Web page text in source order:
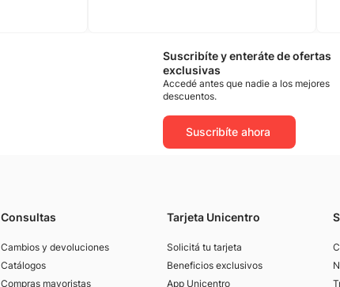
Suscribíte y enteráte de ofertas
exclusivas
Accedé antes que nadie a los mejores
descuentos.
Suscribíte ahora
Consultas
Cambios y devoluciones
Catálogos
Compras mayoristas
Tarjeta Unicentro
Solicitá tu tarjeta
Beneficios exclusivos
App Unicentro